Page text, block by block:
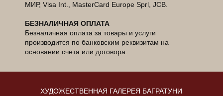
МИР, Visa Int., MasterCard Europe Sprl, JCB.
БЕЗНАЛИЧНАЯ ОПЛАТА
Безналичная оплата за товары и услуги
производится по банковским реквизитам на
основании счета или договора.
ХУДОЖЕСТВЕННАЯ ГАЛЕРЕЯ БАГРАТУНИ